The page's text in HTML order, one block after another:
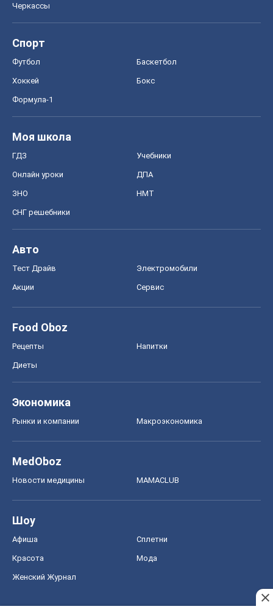
Черкассы
Спорт
Футбол Баскетбол
Хоккей Бокс
Формула-1
Моя школа
ГДЗ Учебники
Онлайн уроки ДПА
ЗНО НМТ
СНГ решебники
Авто
Тест Драйв Электромобили
Акции Сервис
Food Oboz
Рецепты Напитки
Диеты
Экономика
Рынки и компании Mакроэкономика
MedOboz
Новости медицины MAMACLUB
Шоу
Афиша Сплетни
Красота Мода
Женский Журнал